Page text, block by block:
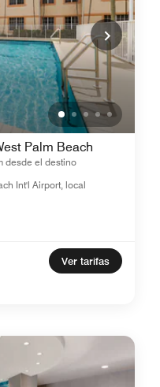
Palm Beach
desde el destino
Int'l Airport, local
Ver tarifas